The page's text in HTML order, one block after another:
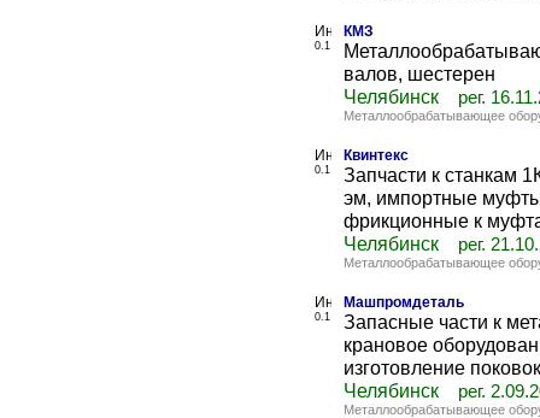
0.1
КМЗ
валов, шестерен
Челябинск
рег.
Металлообрабатывающее
0.1
Квинтекс
Запчасти к станкам
эм, импортные
фрикционные к
Челябинск
рег.
Металлообрабатывающее
0.1
Машпромдеталь
Запасные части к
крановое
изготовление
Челябинск
рег.
Металлообрабатывающее